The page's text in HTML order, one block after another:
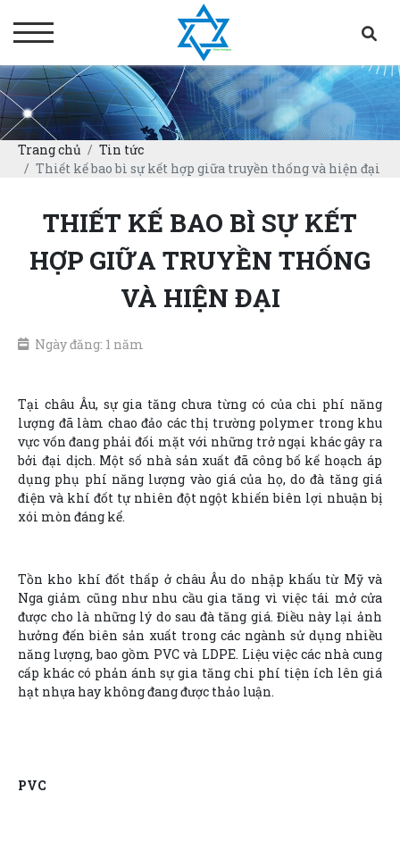
Trang chủ
Tin tức
Thiết kế bao bì sự kết hợp giữa truyền thống và hiện đại
THIẾT KẾ BAO BÌ SỰ KẾT
HỢP GIỮA TRUYỀN THỐNG
VÀ HIỆN ĐẠI
Ngày đăng: 1 năm
Tại châu Âu, sự gia tăng chưa từng có của chi phí năng
lượng đã làm chao đảo các thị trường polymer trong khu
vực vốn đang phải đối mặt với những trở ngại khác gây ra
bởi đại dịch. Một số nhà sản xuất đã công bố kế hoạch áp
dụng phụ phí năng lượng vào giá của họ, do đà tăng giá
điện và khí đốt tự nhiên đột ngột khiến biên lợi nhuận bị
xói mòn đáng kể.
Tồn kho khí đốt thấp ở châu Âu do nhập khẩu từ Mỹ và
Nga giảm cũng như nhu cầu gia tăng vì việc tái mở cửa
được cho là những lý do sau đà tăng giá. Điều này lại ảnh
hưởng đến biên sản xuất trong các ngành sử dụng nhiều
năng lượng, bao gồm PVC và LDPE. Liệu việc các nhà cung
cấp khác có phản ánh sự gia tăng chi phí tiện ích lên giá
hạt nhựa hay không đang được thảo luận.
PVC